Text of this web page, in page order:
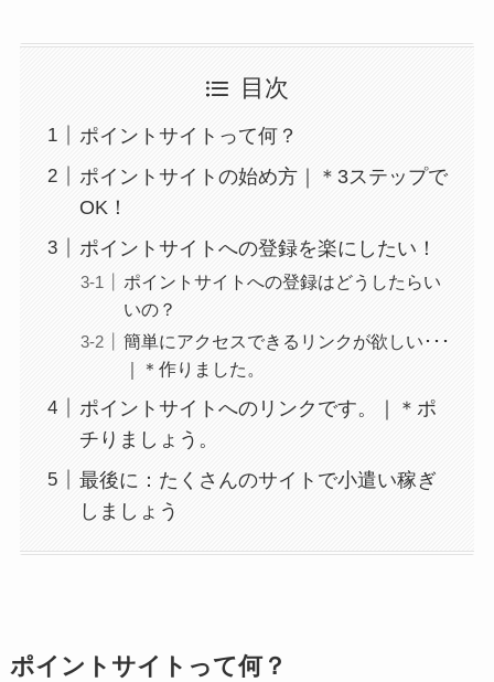
目次
ポイントサイトって何？
ポイントサイトの始め方｜＊3ステップで
OK！
ポイントサイトへの登録を楽にしたい！
ポイントサイトへの登録はどうしたらい
いの？
簡単にアクセスできるリンクが欲しい･･･
｜＊作りました。
ポイントサイトへのリンクです。｜＊ポ
チりましょう。
最後に：たくさんのサイトで小遣い稼ぎ
しましょう
ポイントサイトって何？